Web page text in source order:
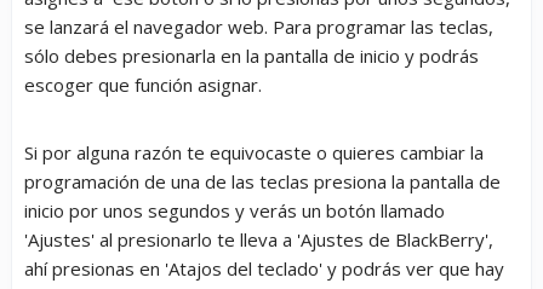
se lanzará el navegador web. Para programar las teclas,
sólo debes presionarla en la pantalla de inicio y podrás
escoger que función asignar.
Si por alguna razón te equivocaste o quieres cambiar la
programación de una de las teclas presiona la pantalla de
inicio por unos segundos y verás un botón llamado
'Ajustes' al presionarlo te lleva a 'Ajustes de BlackBerry',
ahí presionas en 'Atajos del teclado' y podrás ver que hay